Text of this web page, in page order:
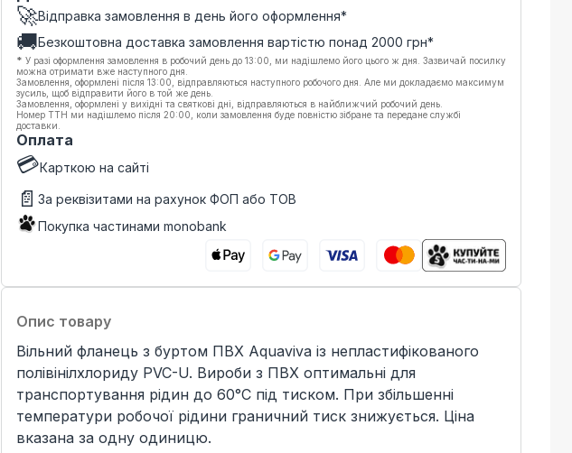
🚀Відправка замовлення в день його оформлення*
🚚Безкоштовна доставка замовлення вартістю понад 2000 грн*
* У разі оформлення замовлення в робочий день до 13:00, ми надішлемо його цього ж дня. Зазвичай посилку
можна отримати вже наступного дня.
Замовлення, оформлені після 13:00, відправляються наступного робочого дня. Але ми докладаємо максимум
зусиль, щоб відправити його в той же день.
Замовлення, оформлені у вихідні та святкові дні, відправляються в найближчий робочий день.
Номер ТТН ми надішлемо після 20:00, коли замовлення буде повністю зібране та передане службі
доставки.
Оплата
💳Карткою на сайті
📄 За реквізитами на рахунок ФОП або ТОВ
Покупка частинами monobank
Опис товару
Вільний фланець з буртом ПВХ Aquaviva із непластифікованого
полівінілхлориду PVC-U. Вироби з ПВХ оптимальні для
транспортування рідин до 60°C під тиском. При збільшенні
температури робочої рідини граничний тиск знижується. Ціна
вказана за одну одиницю.